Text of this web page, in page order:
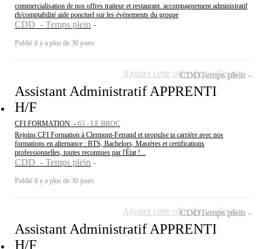
commercialisation de nos offres traiteur et restaurant. accompagnement administratif
rh/comptabilité aide ponctuel sur les évènements du groupe
CDD - Temps plein
Publié il y a plus de 30 jours
Assistant Administratif APPRENTI
H/F
CFI FORMATION - 63 - LE BROC
Rejoins CFI Formation à Clermont-Ferrand et propulse ta carrière avec nos
formations en alternance : BTS, Bachelors, Mastères et certifications
professionnelles, toutes reconnues par l'État !...
CDD - Temps plein
Publié il y a plus de 30 jours
CDDTemps plein
Ajouter cette offre à ma sélection
Assistant Administratif APPRENTI
H/F
CDDTemps plein
Ajouter cette offre à ma sélection